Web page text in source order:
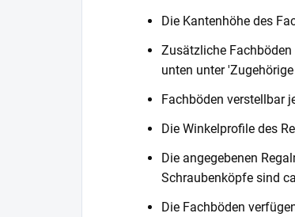
Die Kantenhöhe des
Zusätzliche Fachböden
unten unter
Fachböden verstellbar
Die Winkelprofile des
Die angegebenen
Schraubenköpfe sind
Die Fachböden